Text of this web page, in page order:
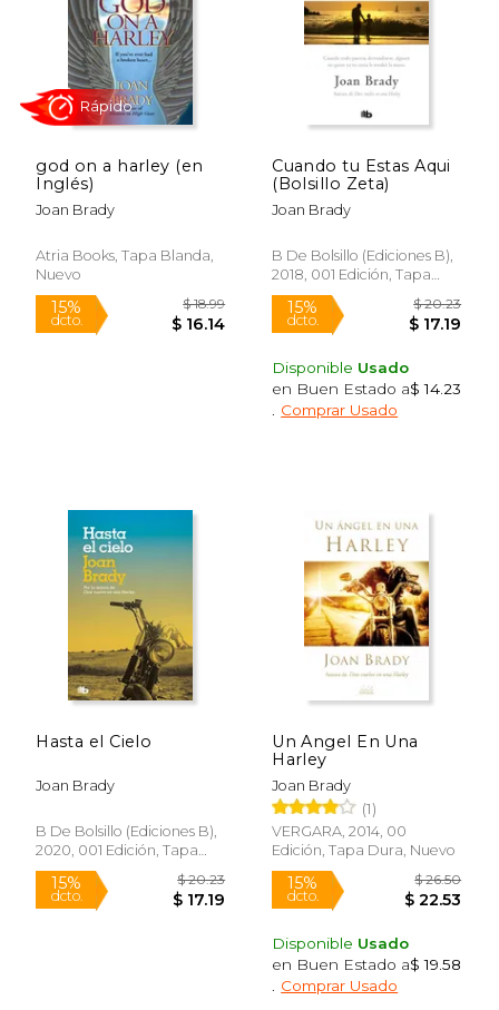
15%
dcto. $ 18.28
50%
dcto.
god on a harley (en
Inglés)
Joan Brady
Atria Books, Tapa Blanda,
Nuevo
15%
dcto.
Cuando tu Estas Aqui
(Bolsillo Zeta)
Joan Brady
B De Bolsillo (Ediciones B),
2018, 001 Edición, Tapa
Blanda, Nuevo
15%
dcto.
Disponible Usado
en Buen Estado a$ 14.23
Comprar Usado
Hasta el Cielo
Joan Brady
B De Bolsillo (Ediciones B),
2020, 001 Edición, Tapa
Blanda, Nuevo
Un Angel En Una
Harley
Joan Brady
(1)
VERGARA, 2014, 00
Edición, Tapa Dura, Nuevo
Disponible Usado
en Buen Estado a$ 19.58
Comprar Usado